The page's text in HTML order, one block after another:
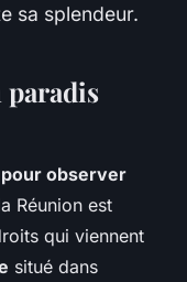
sa splendeur.
paradis
observer
Réunion est
qui viennent
situé dans